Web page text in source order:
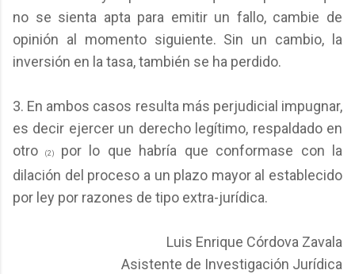
no se sienta apta para emitir un fallo, cambie de
opinión al momento siguiente. Sin un cambio, la
inversión en la tasa, también se ha perdido.
3. En ambos casos resulta más perjudicial impugnar,
es decir ejercer un derecho legítimo, respaldado en
otro(2)
por lo que habría que conformase con la
dilación del proceso a un plazo mayor al establecido
por ley por razones de tipo extra-jurídica.
Luis Enrique Córdova Zavala
Asistente de Investigación Jurídica